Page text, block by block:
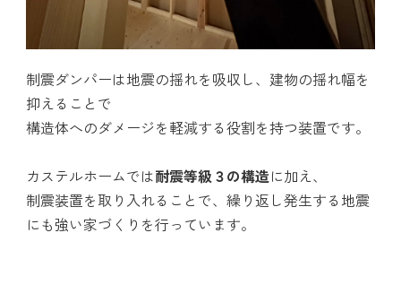
制震ダンパーは地震の揺れを吸収し、建物の揺れ幅を
抑えることで
構造体へのダメージを軽減する役割を持つ装置です。
カステルホームでは耐震等級３の構造に加え、
制震装置を取り入れることで、繰り返し発生する地震
にも強い家づくりを行っています。